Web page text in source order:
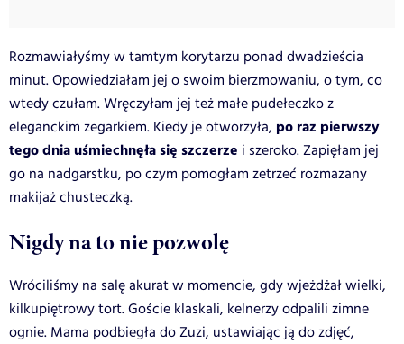
Rozmawiałyśmy w tamtym korytarzu ponad dwadzieścia
minut. Opowiedziałam jej o swoim bierzmowaniu, o tym, co
wtedy czułam. Wręczyłam jej też małe pudełeczko z
eleganckim zegarkiem. Kiedy je otworzyła, po raz pierwszy
tego dnia uśmiechnęła się szczerze i szeroko. Zapięłam jej
go na nadgarstku, po czym pomogłam zetrzeć rozmazany
makijaż chusteczką.
Nigdy na to nie pozwolę
Wróciliśmy na salę akurat w momencie, gdy wjeżdżał wielki,
kilkupiętrowy tort. Goście klaskali, kelnerzy odpalili zimne
ognie. Mama podbiegła do Zuzi, ustawiając ją do zdjęć,